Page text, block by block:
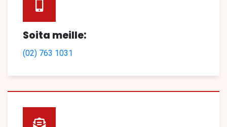
Soita meille:
(02) 763 1031